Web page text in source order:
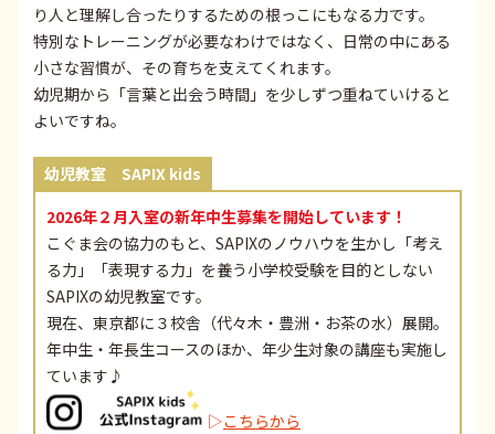
り人と理解し合ったりするための根っこにもなる力です。
特別なトレーニングが必要なわけではなく、日常の中にある
小さな習慣が、その育ちを支えてくれます。
幼児期から「言葉と出会う時間」を少しずつ重ねていけると
よいですね。
幼児教室 SAPIX kids
2026年２月入室の新年中生募集を開始しています！
こぐま会の協力のもと、SAPIXのノウハウを生かし「考え
る力」「表現する力」を養う小学校受験を目的としない
SAPIXの幼児教室です。
現在、東京都に３校舎（代々木・豊洲・お茶の水）展開。
年中生・年長生コースのほか、年少生対象の講座も実施し
ています♪
▷こちらから